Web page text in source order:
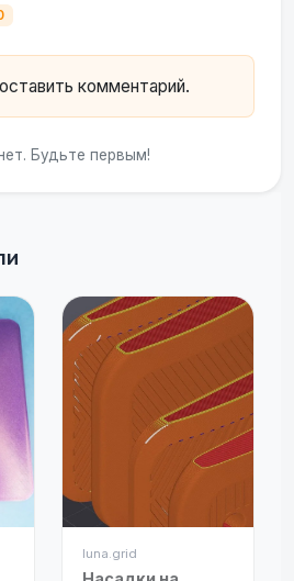
комментарий.
Будьте первым!
luna.grid